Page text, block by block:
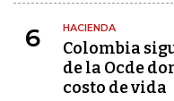
6 HACIENDA
Colombia
de la Ocde
costo de vida